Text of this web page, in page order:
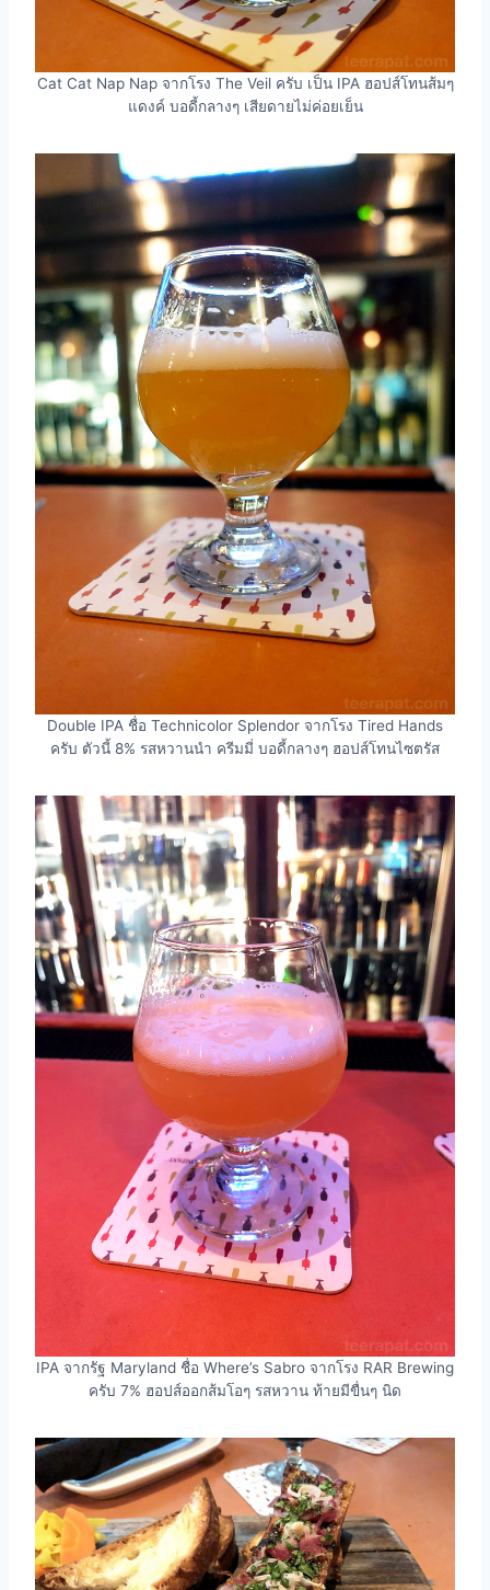
Cat Cat Nap Nap จากโรง The Veil ครับ เป็น IPA ฮอปส์โทนส้มๆ
แดงค์ บอดี้กลางๆ เสียดายไม่ค่อยเย็น
Double IPA ชื่อ Technicolor Splendor จากโรง Tired Hands
ครับ ตัวนี้ 8% รสหวานนำ ครีมมี่ บอดี้กลางๆ ฮอปส์โทนไซตรัส
IPA จากรัฐ Maryland ชื่อ Where’s Sabro จากโรง RAR Brewing
ครับ 7% ฮอปส์ออกส้มโอๆ รสหวาน ท้ายมีขื่นๆ นิด